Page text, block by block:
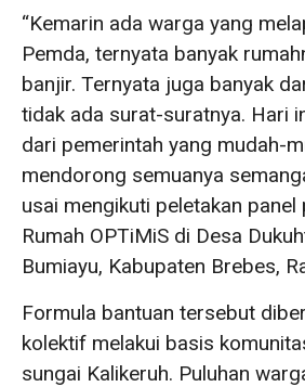
“Kemarin ada warga yang
Pemda, ternyata banyak
banjir. Ternyata juga banyak
tidak ada surat-suratnya. Hari
dari pemerintah yang mudah-
mendorong semuanya
usai mengikuti peletakan
Rumah OPTiMiS di Desa
Bumiayu, Kabupaten Brebes,
Formula bantuan tersebut
kolektif melakui basis
sungai Kalikeruh. Puluhan